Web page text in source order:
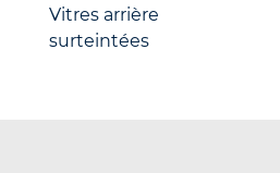
Vitres arrière
surteintées